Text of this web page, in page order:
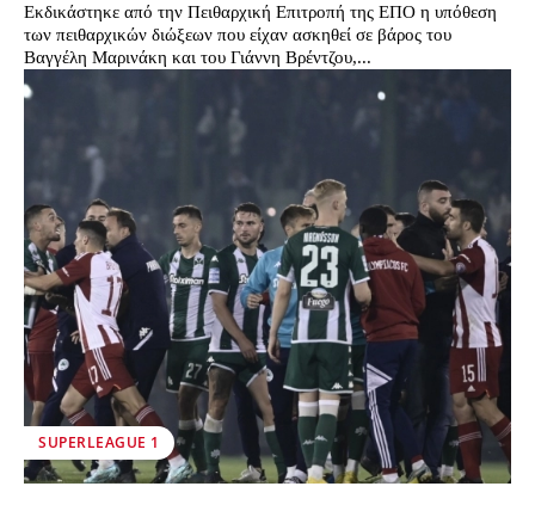
Εκδικάστηκε από την Πειθαρχική Επιτροπή της ΕΠΟ η υπόθεση
των πειθαρχικών διώξεων που είχαν ασκηθεί σε βάρος του
Βαγγέλη Μαρινάκη και του Γιάννη Βρέντζου,...
SUPERLEAGUE 1